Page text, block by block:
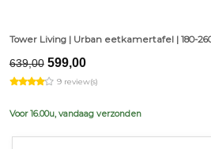
Tower Living | Urban eetkamertafel | 180-
639,00 Original
price
was:
599,00Current
is:
9 review(s)
Voor 16.00u, vandaag verzonden